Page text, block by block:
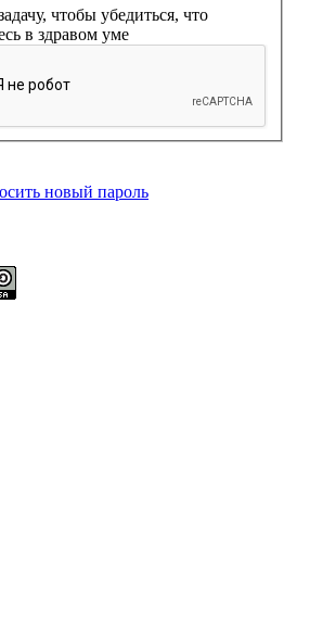
чтобы убедиться, что
в здравом уме
новый пароль